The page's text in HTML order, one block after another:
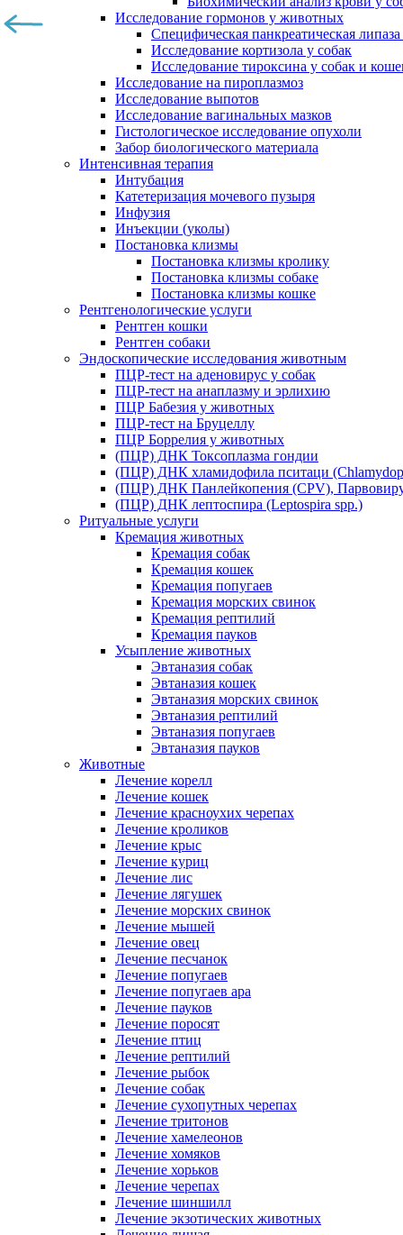
Исследование гормонов у животных
Специфическая панкреатическая
Исследование кортизола у собак
Исследование тироксина у собак и
Исследование на пироплазмоз
Исследование выпотов
Исследование вагинальных мазков
Гистологическое исследование опухоли
Забор биологического материала
Интенсивная терапия
Интубация
Катетеризация мочевого пузыря
Инфузия
Инъекции (уколы)
Постановка клизмы
Постановка клизмы кролику
Постановка клизмы собаке
Постановка клизмы кошке
Рентгенологические услуги
Рентген кошки
Рентген собаки
Эндоскопические исследования животным
ПЦР-тест на аденовирус у собак
ПЦР-тест на анаплазму и эрлихию
ПЦР Бабезия у животных
ПЦР-тест на Бруцеллу
ПЦР Боррелия у животных
(ПЦР) ДНК Токсоплазма гондии
(ПЦР) ДНК хламидофила пситаци
(ПЦР) ДНК Панлейкопения (CPV),
(ПЦР) ДНК лептоспира (Leptospira spp.)
Ритуальные услуги
Кремация животных
Кремация собак
Кремация кошек
Кремация попугаев
Кремация морских свинок
Кремация рептилий
Кремация пауков
Усыпление животных
Эвтаназия собак
Эвтаназия кошек
Эвтаназия морских свинок
Эвтаназия рептилий
Эвтаназия попугаев
Эвтаназия пауков
Животные
Лечение корелл
Лечение кошек
Лечение красноухих черепах
Лечение кроликов
Лечение крыс
Лечение куриц
Лечение лис
Лечение лягушек
Лечение морских свинок
Лечение мышей
Лечение овец
Лечение песчанок
Лечение попугаев
Лечение попугаев ара
Лечение пауков
Лечение поросят
Лечение птиц
Лечение рептилий
Лечение рыбок
Лечение собак
Лечение сухопутных черепах
Лечение тритонов
Лечение хамелеонов
Лечение хомяков
Лечение хорьков
Лечение черепах
Лечение шиншилл
Лечение экзотических животных